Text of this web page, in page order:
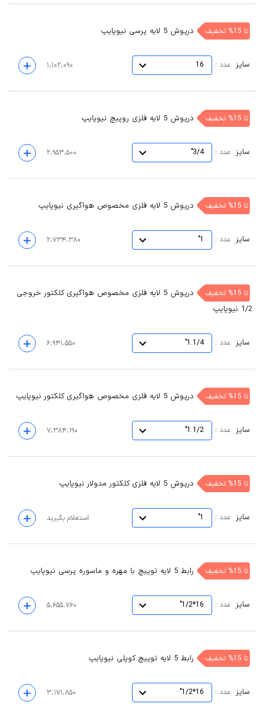
تا 15% تخفیف درپوش 5 لایه پرسی نیوپایپ
سایز عدد :
16 ۱،۱۰۲،۰۹۰
تا 15% تخفیف درپوش 5 لایه فلزی روپیچ نیوپایپ
سایز عدد :
3/4" ۲،۹۵۳،۵۰۰
تا 15% تخفیف درپوش 5 لایه فلزی مخصوص هواگیری نیوپایپ
سایز عدد :
1" ۲،۷۳۴،۳۸۰
تا 15% تخفیف
درپوش 5 لایه فلزی مخصوص هواگیری کلکتور خروجی
1/2 نیوپایپ
سایز عدد :
1.1/4" ۶،۹۴۱،۵۵۰
تا 15% تخفیف درپوش 5 لایه فلزی مخصوص هواگیری کلکتور نیوپایپ
سایز عدد :
1.1/2" ۷،۳۸۴،۱۹۰
تا 15% تخفیف درپوش 5 لایه فلزی کلکتور مدولار نیوپایپ
سایز عدد :
1" استعلام بگیرید
تا 15% تخفیف رابط 5 لایه توپیچ با مهره و ماسوره پرسی نیوپایپ
سایز عدد :
16*1/2" ۵،۶۵۵،۷۶۰
تا 15% تخفیف رابط 5 لایه توپیچ کوپلی نیوپایپ
سایز عدد :
16*1/2" ۳،۱۷۱،۸۵۰